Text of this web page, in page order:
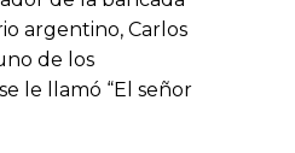
argentino, Carlos
de los
le llamó “El señor